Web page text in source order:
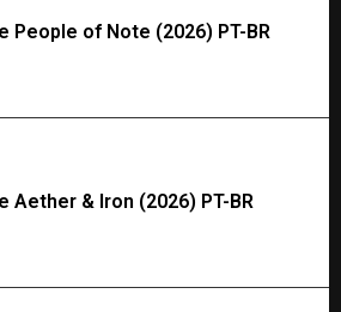
People of Note (2026) PT-BR
Aether & Iron (2026) PT-BR